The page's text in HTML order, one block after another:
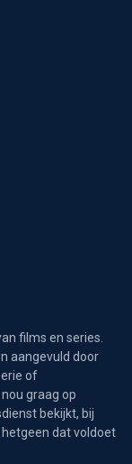
films en series.
aangevuld door
of
graag op
bekijkt, bij
dat voldoet